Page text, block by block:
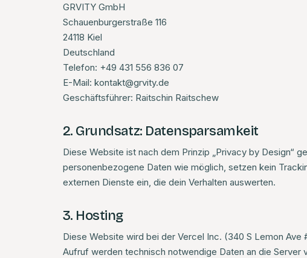
GRVITY GmbH
Schauenburgerstraße 116
24118 Kiel
Deutschland
Telefon: +49 431 556 836 07
E-Mail: kontakt@grvity.de
Geschäftsführer: Raitschin Raitschew
2. Grundsatz: Datensparsamkeit
Diese Website ist nach dem Prinzip „Privacy by Design“
personenbezogene Daten wie möglich, setzen kein
externen Dienste ein, die dein Verhalten auswerten.
3. Hosting
Diese Website wird bei der Vercel Inc. (340 S Lemon Ave
Aufruf werden technisch notwendige Daten an die Server